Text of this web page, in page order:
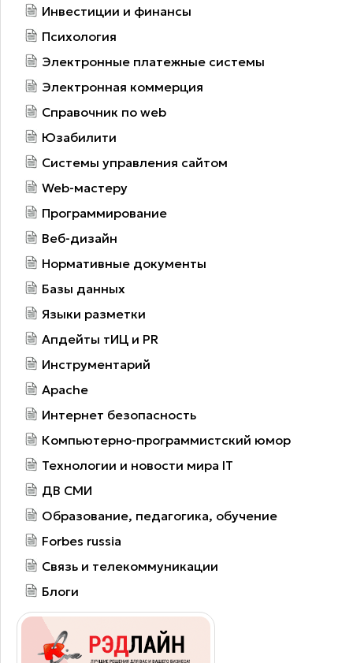
Инвестиции и финансы
Психология
Электронные платежные системы
Электронная коммерция
Справочник по web
Юзабилити
Системы управления сайтом
Web-мастеру
Программирование
Веб-дизайн
Нормативные документы
Базы данных
Языки разметки
Апдейты тИЦ и PR
Инструментарий
Apache
Интернет безопасность
Компьютерно-программистский юмор
Технологии и новости мира IT
ДВ СМИ
Образование, педагогика, обучение
Forbes russia
Связь и телекоммуникации
Блоги